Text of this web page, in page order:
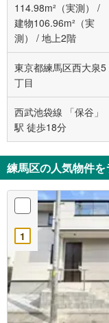
114.98m²（実測）
/
建物106.96m²（実
測）
/ 地上2階
東京都練馬区西大泉5
丁目
西武池袋線 「保谷」
駅 徒歩18分
練馬区の人気物件
1